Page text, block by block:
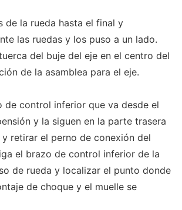
de la rueda hasta el final y
las ruedas y los puso a un lado.
del buje del eje en el centro del
de la asamblea para el eje.
de control inferior que va desde el
y la siguen en la parte trasera
retirar el perno de conexión del
el brazo de control inferior de la
de rueda y localizar el punto donde
de choque y el muelle se